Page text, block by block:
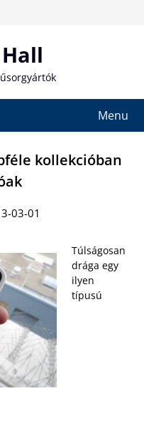
Menu
kollekcióban
03-01
Túlságosan
drága egy
ilyen
típusú